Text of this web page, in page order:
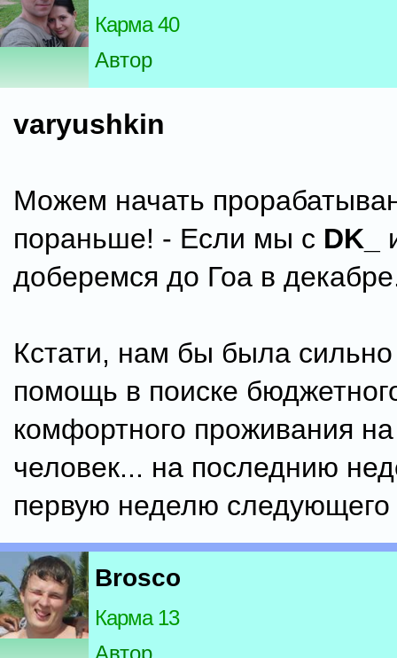
Карма 40
Автор
varyushkin
Можем начать
пораньше! - Если мы с DK_
доберемся до Гоа в
Кстати, нам бы была
помощь в поиске
комфортного проживания
человек... на последнию
первую неделю следующего
Brosco
Карма 13